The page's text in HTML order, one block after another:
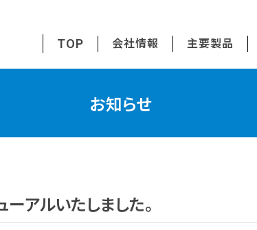
TOP 会社情報 主要製品
お知らせ
アルいたしました。